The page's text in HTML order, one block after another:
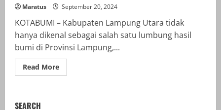
Maratus September 20, 2024
KOTABUMI – Kabupaten Lampung Utara tidak
hanya dikenal sebagai salah satu lumbung hasil
bumi di Provinsi Lampung,...
Read MoreRead
more
SEARCH